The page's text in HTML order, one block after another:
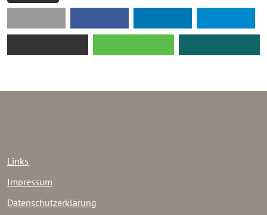
Links
Impressum
Datenschutzerklärung